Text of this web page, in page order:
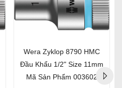
Wera Zyklop 8790 HMC
Đầu Khẩu 1/2" Size 11mm
Mã Sản Phẩm 003602